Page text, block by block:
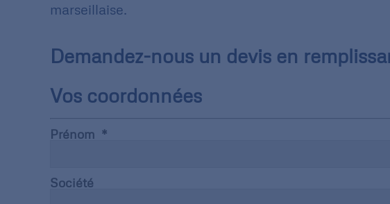
marseillaise.
Demandez-nous un devis en
Vos coordonnées
Prénom
Société